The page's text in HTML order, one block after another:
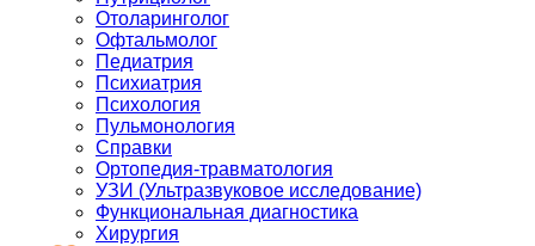
Отоларинголог
Офтальмолог
Педиатрия
Психиатрия
Психология
Пульмонология
Справки
Ортопедия-травматология
УЗИ (Ультразвуковое исследование)
Функциональная диагностика
Хирургия